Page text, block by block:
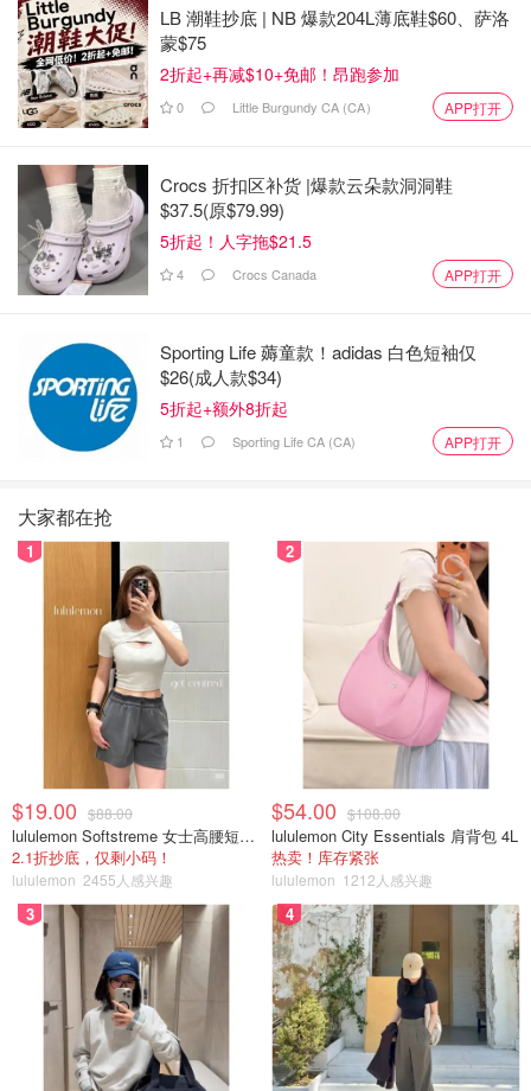
LB 潮鞋抄底 | NB 爆款204L薄底鞋$60、萨洛
蒙$75
2折起+再减$10+免邮！昂跑参加
0 Little Burgundy CA (CA） APP打开
Crocs 折扣区补货 |爆款云朵款洞洞鞋
$37.5(原$79.99)
5折起！人字拖$21.5
4 Crocs Canada APP打开
Sporting Life 薅童款！adidas 白色短袖仅
$26(成人款$34)
5折起+额外8折起
1 Sporting Life CA (CA) APP打开
大家都在抢
1
$19.00 $88.00
lululemon Softstreme 女士高腰短裤 10cm
2.1折抄底，仅剩小码！
lululemon 2455人感兴趣
2
$54.00 $108.00
lululemon City Essentials 肩背包 4L
热卖！库存紧张
lululemon 1212人感兴趣
3 4